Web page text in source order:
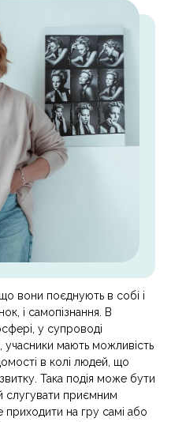
вони поєднують в собі і
і самопізнання. В
у супроводі
учасники мають можливість
в колі людей, що
Така подія може бути
слугувати приємним
на гру самі або